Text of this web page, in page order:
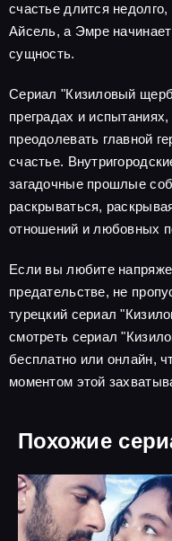
счастье длится
Айсель, а Эмре
сущность.
Сериал "Кизиловый
преградах и
преодолевать главной
счастье.
загадочные прошлые
раскрываться,
отношений и любовных
Если вы любите
предательстве, не
турецкий сериал
смотреть сериал
бесплатно или онлайн,
моментом этой
Похожие